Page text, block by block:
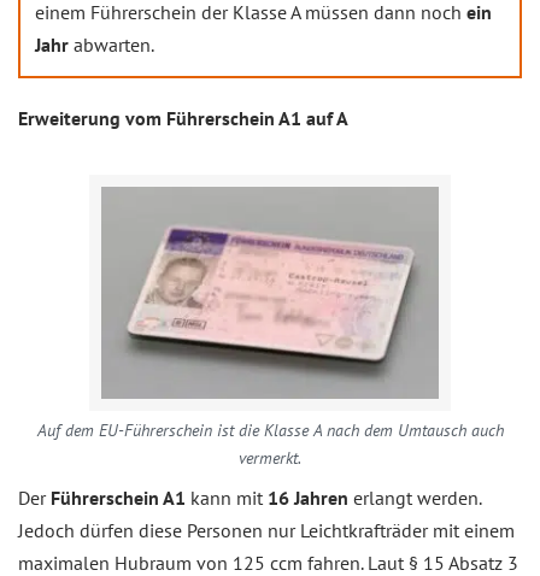
einem Führerschein der Klasse A müssen dann noch ein
Jahr abwarten.
Erweiterung vom Führerschein A1 auf A
Auf dem EU-Führerschein ist die Klasse A nach dem Umtausch auch
vermerkt.
Der Führerschein A1 kann mit 16 Jahren erlangt werden.
Jedoch dürfen diese Personen nur Leichtkrafträder mit einem
maximalen Hubraum von 125 ccm fahren. Laut § 15 Absatz 3